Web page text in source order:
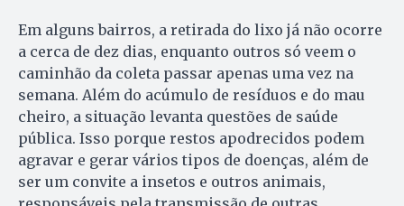
Em alguns bairros, a retirada do lixo já não ocorre
a cerca de dez dias, enquanto outros só veem o
caminhão da coleta passar apenas uma vez na
semana. Além do acúmulo de resíduos e do mau
cheiro, a situação levanta questões de saúde
pública. Isso porque restos apodrecidos podem
agravar e gerar vários tipos de doenças, além de
ser um convite a insetos e outros animais,